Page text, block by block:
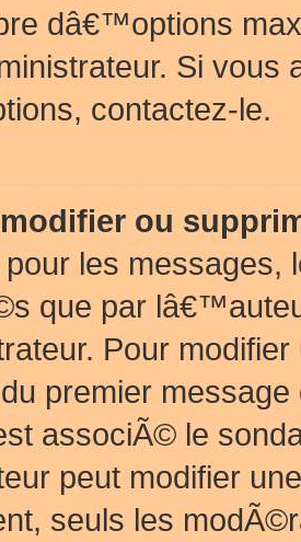
dâ€™options
Si vous
contactez-le.
ou
les messages,
que par
Pour
premier
associÃ© le
peut modifier
seuls les